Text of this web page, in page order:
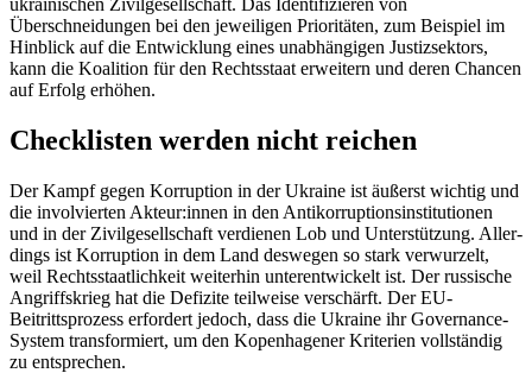
Überschneidungen bei den jeweiligen Prioritäten, zum Beispiel im
Hinblick auf die Entwicklung eines un­abhängigen Justizsektors,
kann die Koalition für den Rechtsstaat erweitern und deren Chancen
auf Erfolg erhöhen.
Checklisten werden nicht reichen
Der Kampf gegen Korruption in der Ukraine ist äußerst wichtig und
die involvierten Akteur:innen in den Antikorruptions­institutionen
und in der Zivilgesellschaft verdienen Lob und Unterstützung. Aller­
dings ist Korruption in dem Land deswegen so stark verwurzelt,
weil Rechtsstaatlichkeit weiterhin unterentwickelt ist. Der russische
Angriffskrieg hat die Defizite teilweise ver­schärft. Der EU-
Beitrittsprozess erfordert jedoch, dass die Ukraine ihr Governance-
System transformiert, um den Kopenhagener Kriterien vollständig
zu entsprechen.